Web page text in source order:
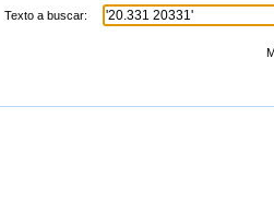
Texto a buscar: